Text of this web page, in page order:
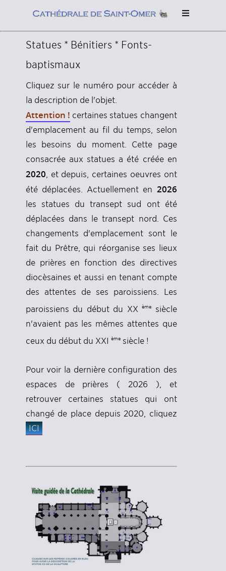
Statues * Bénitiers * Fonts-
baptismaux
Cliquez sur le numéro pour accéder à
la description de l'objet.
Attention ! certaines statues changent
d'emplacement au fil du temps, selon
les besoins du moment. Cette page
consacrée aux statues a été créée en
2020, et depuis, certaines oeuvres ont
été déplacées. Actuellement en 2026
les statues du transept sud ont été
déplacées dans le transept nord. Ces
changements d'emplacement sont le
fait du Prêtre, qui réorganise ses lieux
de prières en fonction des directives
diocèsaines et aussi en tenant compte
des attentes de ses paroissiens. Les
paroissiens du début du XXème
siècle
n'avaient pas les mêmes attentes que
ceux du début du XXI èmesiècle !
Pour voir la dernière configuration des
espaces de prières ( 2026 ), et
retrouver certaines statues qui ont
changé de place depuis 2020, cliquez
ICI